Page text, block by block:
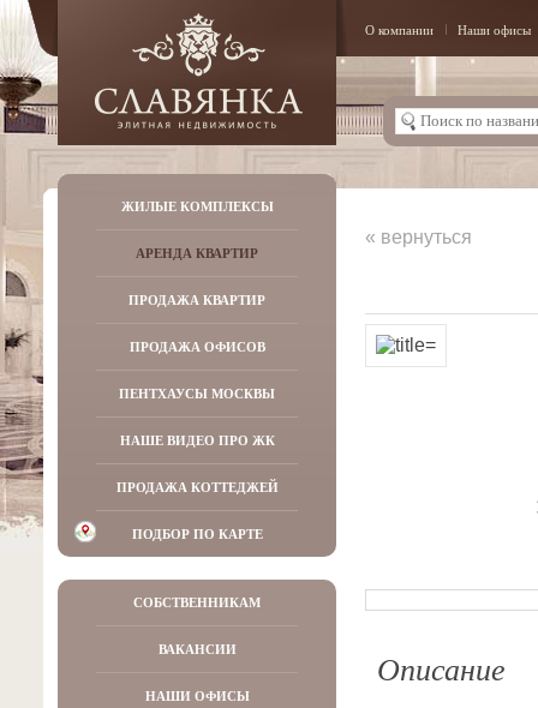
О компании Наши офисы
ЖИЛЫЕ КОМПЛЕКСЫ
АРЕНДА КВАРТИР
ПРОДАЖА КВАРТИР
ПРОДАЖА ОФИСОВ
ПЕНТХАУСЫ МОСКВЫ
НАШЕ ВИДЕО ПРО ЖК
ПРОДАЖА КОТТЕДЖЕЙ
ПОДБОР ПО КАРТЕ
СОБСТВЕННИКАМ
ВАКАНСИИ
НАШИ ОФИСЫ
« вернуться
Описание